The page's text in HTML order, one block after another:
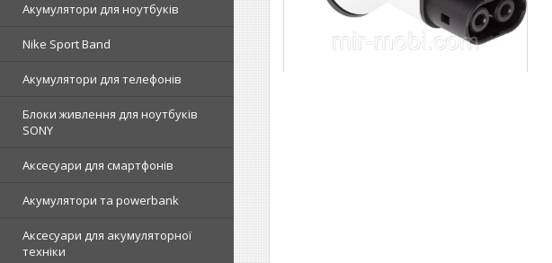
Акумулятори для ноутбуків
Nike Sport Band
Акумулятори для телефонів
Блоки живлення для ноутбуків
SONY
Аксесуари для смартфонів
Акумулятори та powerbank
Аксесуари для акумуляторної
техніки